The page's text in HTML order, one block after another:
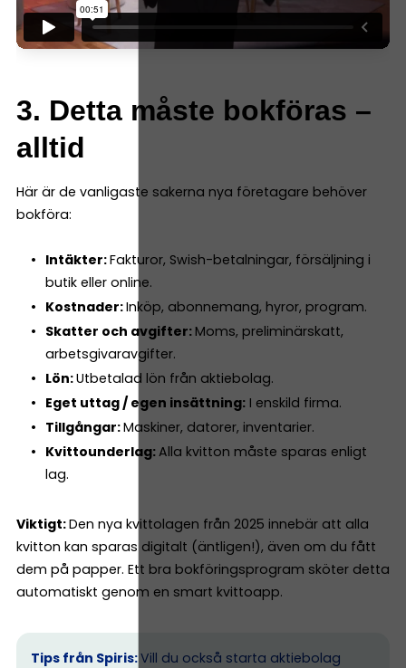
3. Detta måste bokföras –
alltid
Här är de vanligaste sakerna nya företagare behöver
bokföra:
Intäkter:Fakturor, Swish-betalningar, försäljning i
butik eller online.
Kostnader:Inköp, abonnemang, hyror, program.
Skatter och avgifter: Moms, preliminärskatt,
arbetsgivaravgifter.
Lön:Utbetalad lön från aktiebolag.
Eget uttag / egen insättning:I enskild firma.
Tillgångar:Maskiner, datorer, inventarier.
Kvittounderlag:Alla kvitton måste sparas enligt
lag.
Viktigt:Den nya kvittolagen från 2025 innebär att alla
kvitton kan sparas digitalt (äntligen!), även om du fått
dem på papper. Ett bra bokföringsprogram sköter detta
automatiskt genom en smart kvittoapp.
Tips från Spiris:Vill du också starta aktiebolag